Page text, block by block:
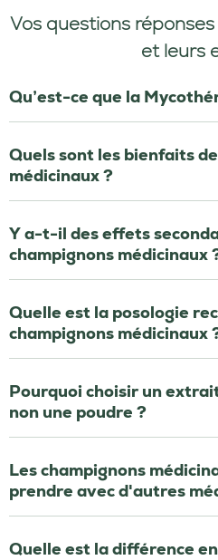
Vos questions
et leurs
Qu’est-ce que la
Quels sont les bienfaits
médicinaux ?
Y a-t-il des effets
champignons médicinaux
Quelle est la posologie
champignons médicinaux
Pourquoi choisir un
non une poudre ?
Les champignons
prendre avec d'autres
Quelle est la différence